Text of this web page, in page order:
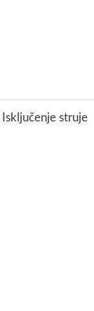
Isključenje struje